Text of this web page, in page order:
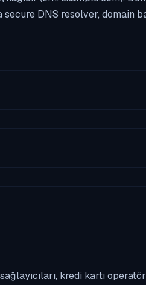
DNS resolver, domain
kredi kartı